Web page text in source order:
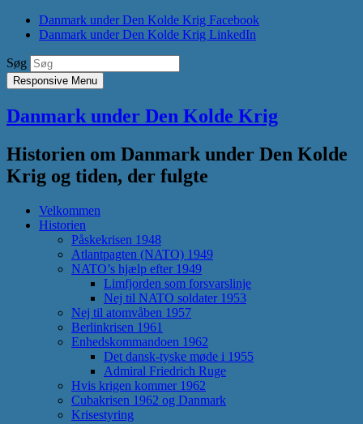
Danmark under Den Kolde Krig Facebook
Danmark under Den Kolde Krig LinkedIn
Søg
Responsive Menu
Danmark under Den Kolde Krig
Historien om Danmark under Den Kolde
Krig og tiden, der fulgte
Velkommen
Historien
Påskekrisen 1948
Atlantpagten (NATO) 1949
NATO’s hjælp efter 1949
Limfjorden som forsvarslinje
Nej til NATO soldater 1953
Nej til atomvåben 1957
Berlinkrisen 1961
Enhedskommandoen 1962
Det dansk-tyske møde i 1955
Admiral Friedrich Ruge
Hvis krigen kommer 1962
Cubakrisen 1962 og Danmark
Krisestyring